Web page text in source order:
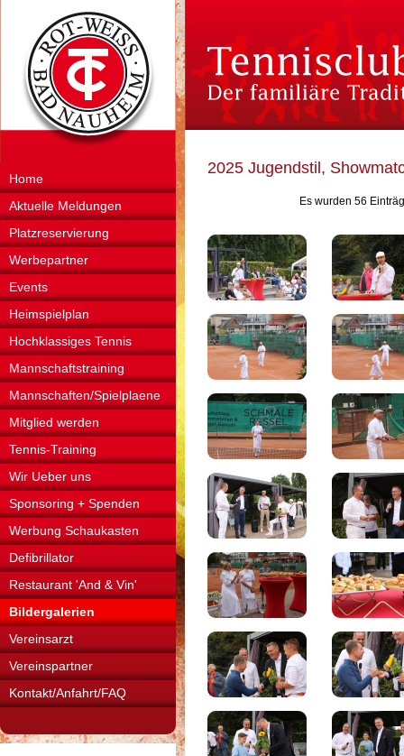
Home
Aktuelle Meldungen
Platzreservierung
Werbepartner
Events
Heimspielplan
Hochklassiges Tennis
Mannschaftstraining
Mannschaften/Spielplaene
Mitglied werden
Tennis-Training
Wir Ueber uns
Sponsoring + Spenden
Werbung Schaukasten
Defibrillator
Restaurant 'And & Vin'
Bildergalerien
Vereinsarzt
Vereinspartner
Kontakt/Anfahrt/FAQ
2025 Jugendstil,
Es wurden 56